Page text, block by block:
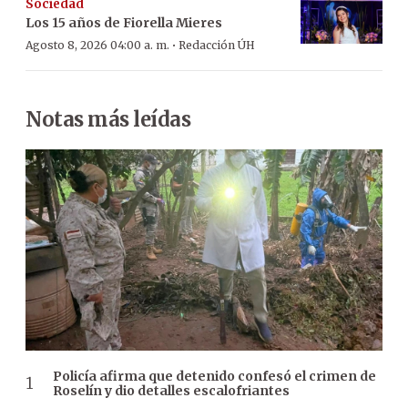
Sociedad
Los 15 años de Fiorella Mieres
Agosto 8, 2026 04:00 a. m. · Redacción ÚH
Notas más leídas
Policía afirma que detenido confesó el crimen de
Roselín y dio detalles escalofriantes